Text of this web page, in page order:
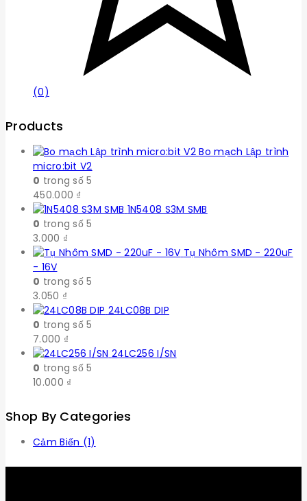
(0)
Products
Bo mạch Lập trình
micro:bit V2
0 trong số 5
450.000 ₫
1N5408 S3M SMB
0 trong số 5
3.000 ₫
Tụ Nhôm SMD - 220uF
- 16V
0 trong số 5
3.050 ₫
24LC08B DIP
0 trong số 5
7.000 ₫
24LC256 I/SN
0 trong số 5
10.000 ₫
Shop By Categories
Cảm Biến (1)